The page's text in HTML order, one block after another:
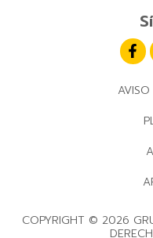
COPYRIGHT © 2026